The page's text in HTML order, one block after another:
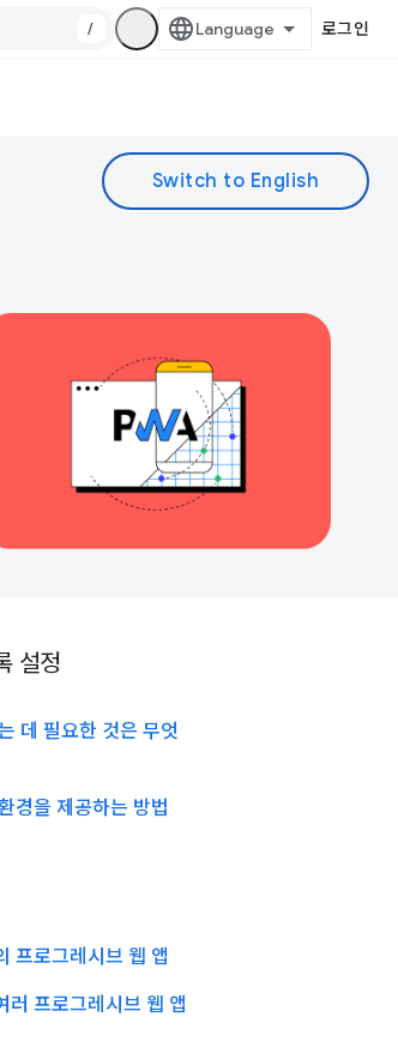
/ 로그인
설정
데 필요한 것은 무엇
경을 제공하는 방법
프로그레시브 웹 앱
러 프로그레시브 웹 앱